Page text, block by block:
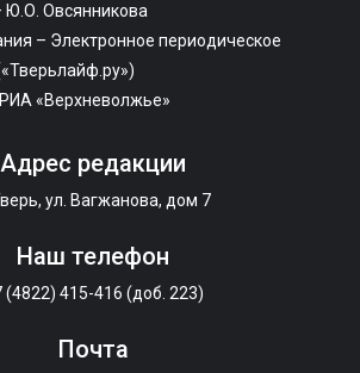
Ю.О. Овсянникова
– Электронное периодическое
«Верхневолжье»
Адрес редакции
ул. Вагжанова, дом 7
Наш телефон
(4822) 415-416 (доб. 223)
Почта